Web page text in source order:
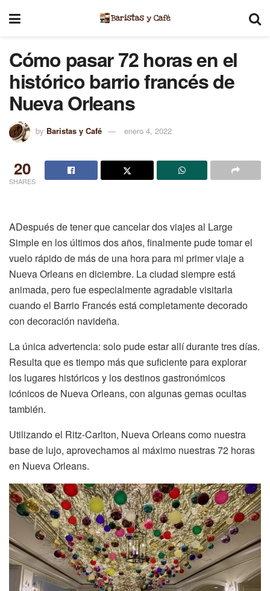
Cómo pasar 72 horas en el
histórico barrio francés de
Nueva Orleans
by Baristas y Café enero 4, 2022
20
SHARES
ADespués de tener que cancelar dos viajes al Large
Simple en los últimos dos años, finalmente pude tomar el
vuelo rápido de más de una hora para mi primer viaje a
Nueva Orleans en diciembre. La ciudad siempre está
animada, pero fue especialmente agradable visitarla
cuando el Barrio Francés está completamente decorado
con decoración navideña.
La única advertencia: solo pude estar allí durante tres días.
Resulta que es tiempo más que suficiente para explorar
los lugares históricos y los destinos gastronómicos
icónicos de Nueva Orleans, con algunas gemas ocultas
también.
Utilizando el Ritz-Carlton, Nueva Orleans como nuestra
base de lujo, aprovechamos al máximo nuestras 72 horas
en Nueva Orleans.